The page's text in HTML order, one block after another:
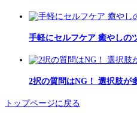
手軽にセルフケア 癒やしの
2択の質問はNG！ 選択肢が
トップページに戻る